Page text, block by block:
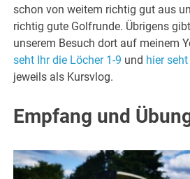
schon von weitem richtig gut aus
richtig gute Golfrunde. Übrigens
unserem Besuch dort auf meinem
seht Ihr die Löcher 1-9 und hier
jeweils als Kursvlog.
Empfang und